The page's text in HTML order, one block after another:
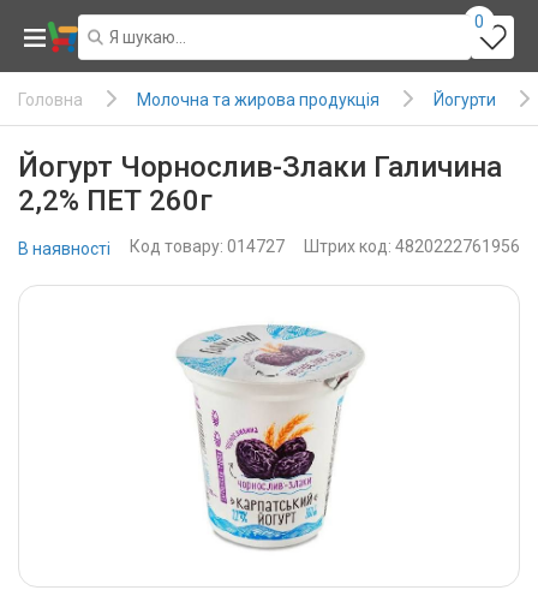
0
Головна Молочна та жирова продукція Йогурти
Йогурт Чорнослив-Злаки Галичина
2,2% ПЕТ 260г
В наявності Код товару: 014727 Штрих код: 4820222761956